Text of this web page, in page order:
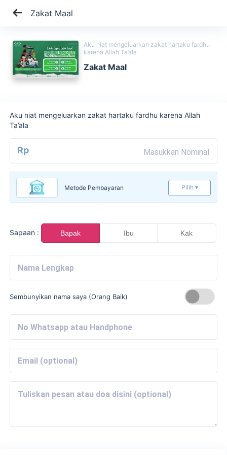
Zakat Maal
Aku niat mengeluarkan zakat hartaku fardhu
karena Allah Ta’ala
Zakat Maal
Aku niat mengeluarkan zakat hartaku fardhu karena Allah
Ta’ala
Rp
Metode Pembayaran Pilih ▾
Sapaan : Bapak Ibu Kak
Sembunyikan nama saya (Orang Baik)